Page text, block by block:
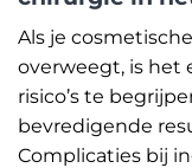
Als je
overweegt, is het
risico’s te
bevredigende
Complicaties bij